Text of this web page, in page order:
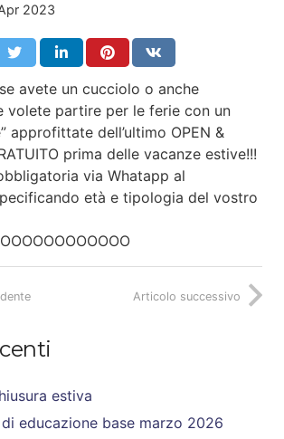
2023
avete un cucciolo o anche
volete partire per le ferie con un
approfittate dell’ultimo OPEN &
prima delle vacanze estive!!!
via Whatapp al
età e tipologia del vostro
Articolo successivo
estiva
educazione base marzo 2026